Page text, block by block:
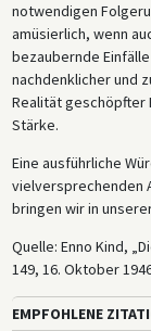
notwendigen
amüsierlich, wenn
bezaubernde
nachdenklicher und
Reali­tät geschöpfter
Stärke.
Eine ausführliche
vielversprechenden
bringen wir in
Quelle: Enno Kind,
149, 16. Oktober
EMPFOHLENE